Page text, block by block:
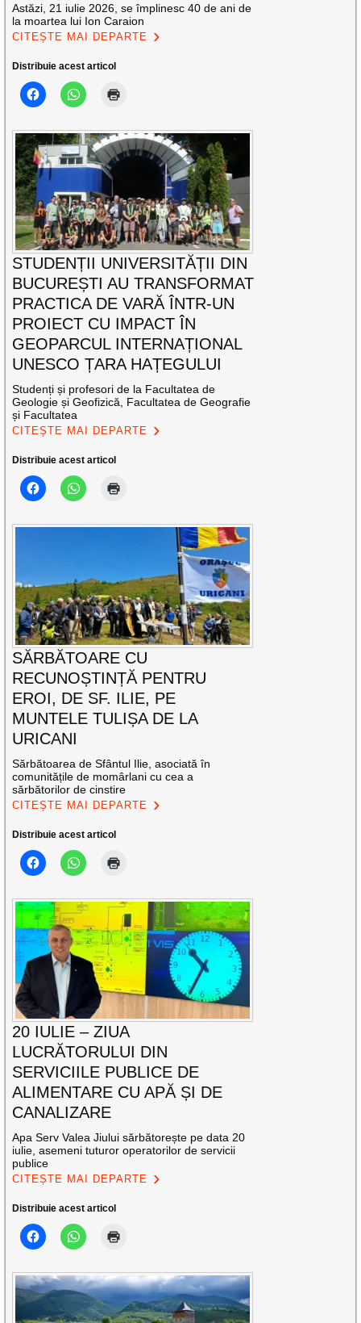
Astăzi, 21 iulie 2026, se împlinesc 40 de ani de
la moartea lui Ion Caraion
CITEȘTE MAI DEPARTE
Distribuie acest articol
STUDENȚII UNIVERSITĂȚII DIN
BUCUREȘTI AU TRANSFORMAT
PRACTICA DE VARĂ ÎNTR-UN
PROIECT CU IMPACT ÎN
GEOPARCUL INTERNAȚIONAL
UNESCO ȚARA HAȚEGULUI
Studenți și profesori de la Facultatea de
Geologie și Geofizică, Facultatea de Geografie
și Facultatea
CITEȘTE MAI DEPARTE
Distribuie acest articol
SĂRBĂTOARE CU
RECUNOȘTINȚĂ PENTRU
EROI, DE SF. ILIE, PE
MUNTELE TULIȘA DE LA
URICANI
Sărbătoarea de Sfântul Ilie, asociată în
comunitățile de momârlani cu cea a
sărbătorilor de cinstire
CITEȘTE MAI DEPARTE
Distribuie acest articol
20 IULIE – ZIUA
LUCRĂTORULUI DIN
SERVICIILE PUBLICE DE
ALIMENTARE CU APĂ ȘI DE
CANALIZARE
Apa Serv Valea Jiului sărbătorește pe data 20
iulie, asemeni tuturor operatorilor de servicii
publice
CITEȘTE MAI DEPARTE
Distribuie acest articol